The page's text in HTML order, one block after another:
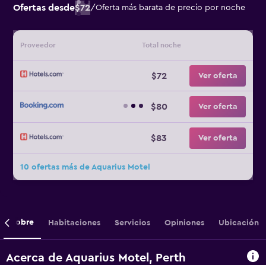
Ofertas desde$72/Oferta más barata de precio por noche
Proveedor Total noche
$72 Ver oferta
$80 Ver oferta
$83 Ver oferta
10 ofertas más de Aquarius Motel
Sobre Habitaciones Servicios Opiniones Ubicación
Acerca de Aquarius Motel, Perth